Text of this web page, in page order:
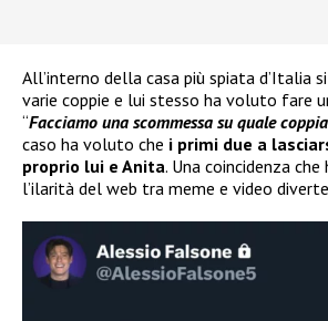
All’interno della casa più spiata d’Italia
varie coppie e lui stesso ha voluto fare
“Facciamo una scommessa su quale
caso ha voluto che i primi due a
proprio lui e Anita. Una coincidenza
l’ilarità del web tra meme e video